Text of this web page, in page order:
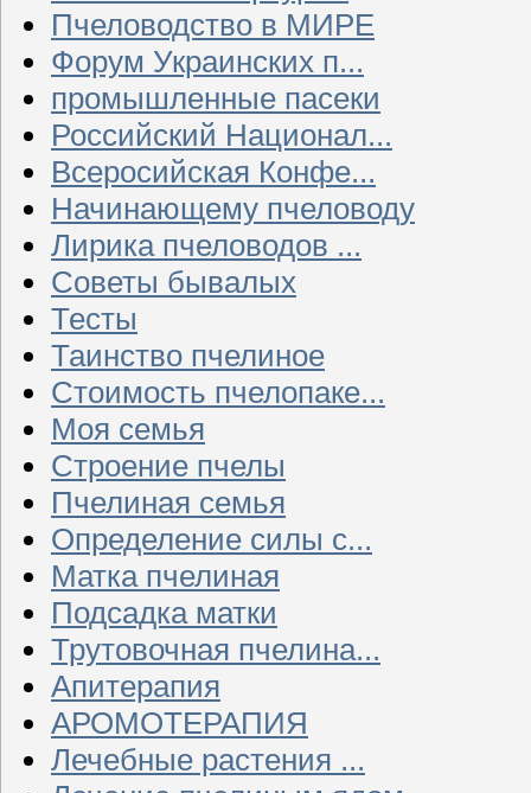
Пчеловодство в МИРЕ
Форум Украинских п...
промышленные пасеки
Российский Национал...
Всеросийская Конфе...
Начинающему пчеловоду
Лирика пчеловодов ...
Советы бывалых
Тесты
Таинство пчелиное
Стоимость пчелопаке...
Моя семья
Строение пчелы
Пчелиная семья
Определение силы с...
Матка пчелиная
Подсадка матки
Трутовочная пчелина...
Апитерапия
АРОМОТЕРАПИЯ
Лечебные растения ...